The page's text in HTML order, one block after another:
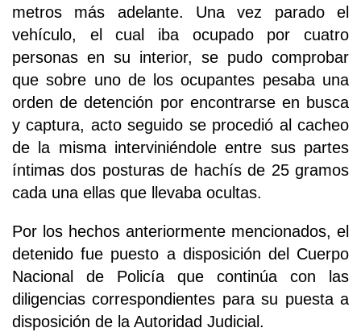
metros más adelante. Una vez parado el
vehículo, el cual iba ocupado por cuatro
personas en su interior, se pudo comprobar
que sobre uno de los ocupantes pesaba una
orden de detención por encontrarse en busca
y captura, acto seguido se procedió al cacheo
de la misma interviniéndole entre sus partes
íntimas dos posturas de hachís de 25 gramos
cada una ellas que llevaba ocultas.
Por los hechos anteriormente mencionados, el
detenido fue puesto a disposición del Cuerpo
Nacional de Policía que continúa con las
diligencias correspondientes para su puesta a
disposición de la Autoridad Judicial.